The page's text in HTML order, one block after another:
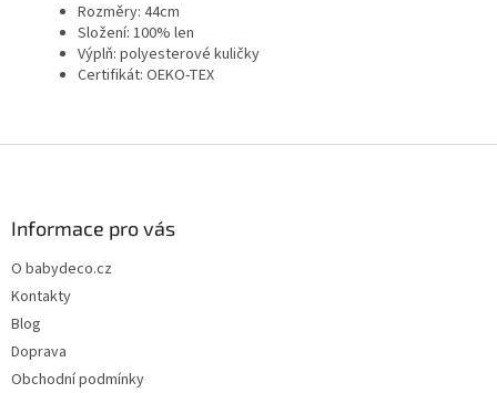
Rozměry: 44cm
Složení: 100% len
Výplň: polyesterové kuličky
Certifikát: OEKO-TEX
Informace pro vás
O babydeco.cz
Kontakty
Blog
Doprava
Obchodní podmínky